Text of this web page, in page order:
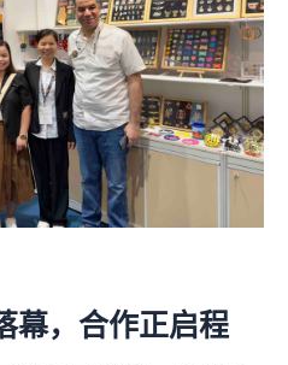
幕，合作正启程